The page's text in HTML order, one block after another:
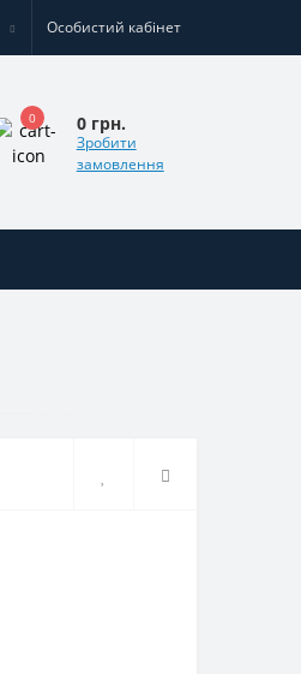
Особистий кабінет
0 0 грн.
Зробити
замовлення